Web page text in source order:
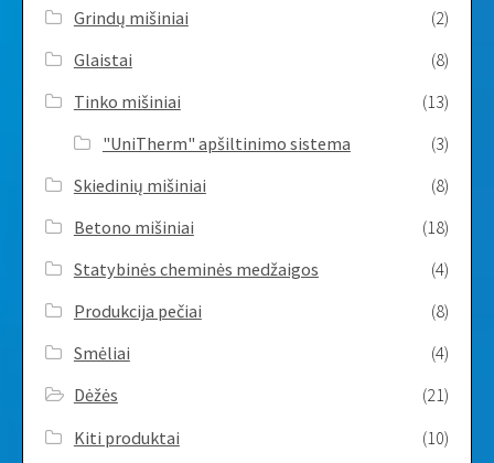
Grindų mišiniai
(2)
Glaistai
(8)
Tinko mišiniai
(13)
"UniTherm" apšiltinimo sistema
(3)
Skiedinių mišiniai
(8)
Betono mišiniai
(18)
Statybinės cheminės medžaigos
(4)
Produkcija pečiai
(8)
Smėliai
(4)
Dėžės
(21)
Kiti produktai
(10)